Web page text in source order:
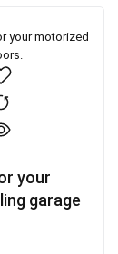
your
garage